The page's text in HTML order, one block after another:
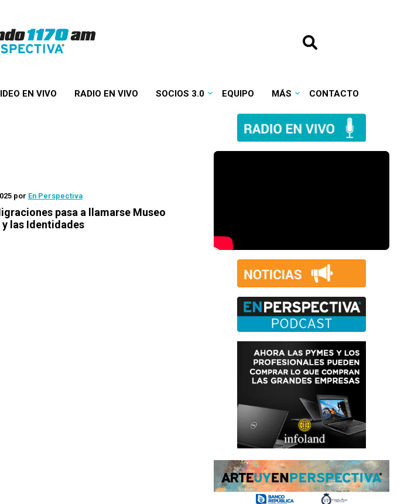
EN VIVO RADIO EN VIVO SOCIOS 3.0 EQUIPO MÁS CONTACTO
por En Perspectiva
pasa a llamarse Museo
las Identidades